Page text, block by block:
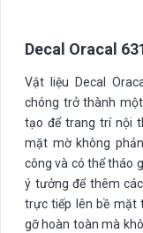
Decal Oracal
Vật liệu Decal
chóng trở thành
tạo để trang trí nội
mặt mờ không
công và có thể tháo
ý tưởng để thêm
trực tiếp lên bề mặt
gỡ hoàn toàn mà